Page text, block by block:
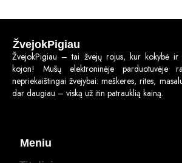
ŽvejokPigiau
ŽvejokPigiau – tai žvejų rojus, kur kokybė
kojon! Mūsų elektroninėje parduotuvėje
nepriekaištingai žvejybai: meškeres, rites,
dar daugiau – viską už itin patrauklią kainą.
Meniu